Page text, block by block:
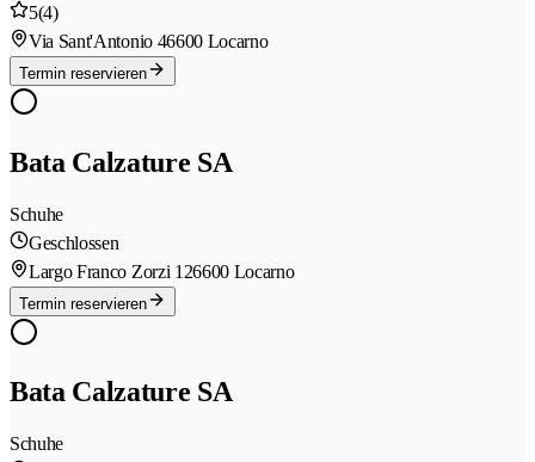
5(4)
Via Sant'Antonio 46600 Locarno
Termin reservieren
Bata Calzature SA
Schuhe
Geschlossen
Largo Franco Zorzi 126600 Locarno
Termin reservieren
Bata Calzature SA
Schuhe